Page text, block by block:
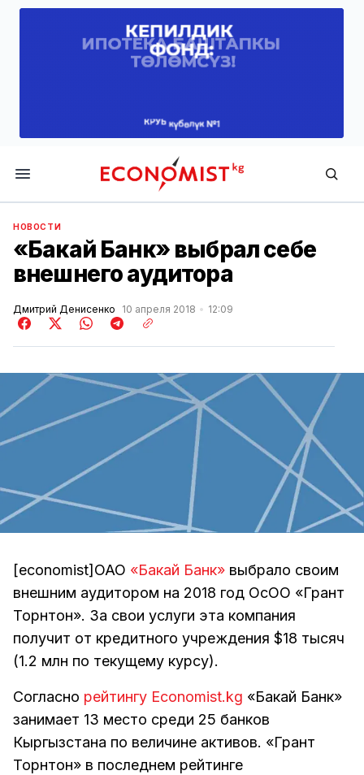
Economist.kg
НОВОСТИ
«Бакай Банк» выбрал себе
внешнего аудитора
Дмитрий Денисенко 10 апреля 2018 12:09
[economist]ОАО «Бакай Банк» выбрало своим
внешним аудитором на 2018 год ОсОО «Грант
Торнтон». За свои услуги эта компания
получит от кредитного учреждения $18 тысяч
(1.2 млн по текущему курсу).
Согласно рейтингу Economist.kg «Бакай Банк»
занимает 13 место среди 25 банков
Кыргызстана по величине активов. «Грант
Торнтон» в последнем рейтинге